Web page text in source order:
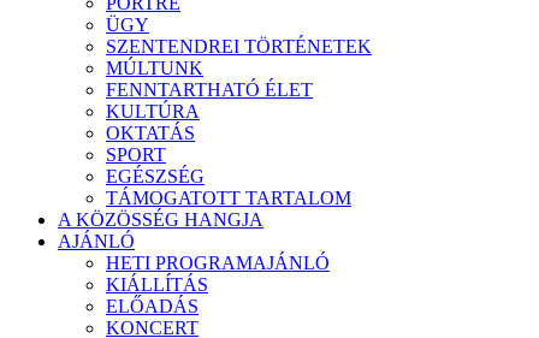
ÜGY
SZENTENDREI TÖRTÉNETEK
MÚLTUNK
FENNTARTHATÓ ÉLET
KULTÚRA
OKTATÁS
SPORT
EGÉSZSÉG
TÁMOGATOTT TARTALOM
A KÖZÖSSÉG HANGJA
AJÁNLÓ
HETI PROGRAMAJÁNLÓ
KIÁLLÍTÁS
ELŐADÁS
KONCERT